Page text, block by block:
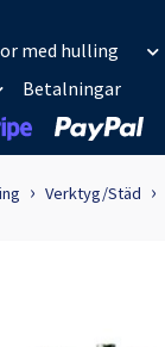
med hulling
Betalningar
Verktyg/Städ